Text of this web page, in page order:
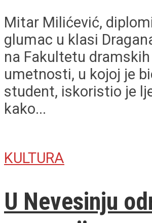
Mitar Milićević,
glumac u klasi
na Fakultetu dramskih
umetnosti, u kojoj je
student, iskoristio je
kako...
KULTURA
U Nevesinju